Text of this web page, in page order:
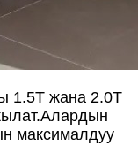
1.5T жана 2.0T
максималдуу